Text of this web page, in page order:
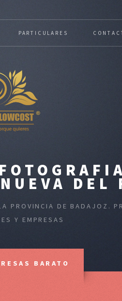
DEL
DE BADAJOZ.
Y EMPRESAS
PARTICULARES
BARATO